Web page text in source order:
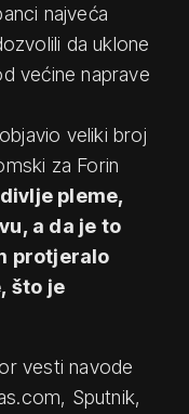
najveća
da uklone
većine naprave
veliki broj
za Forin
pleme,
a da je to
protjeralo
što je
vesti navode
Sputnik,